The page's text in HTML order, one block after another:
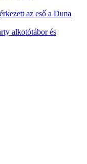
az eső a Duna
alkotótábor és